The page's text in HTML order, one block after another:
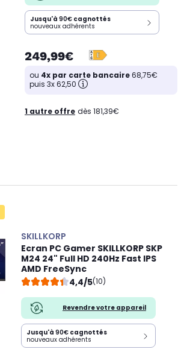
Jusqu'à 90€ cagnottés
nouveaux adhérents
249,99€
ou 4x par carte bancaire68,75€
puis 3x 62,50
1 autre offre dès 181,39€
SKILLKORP
Ecran PC Gamer SKILLKORP SKP
M24 24" Full HD 240Hz Fast IPS
AMD FreeSync
4,4/5(10)
Revendre votre appareil
Jusqu'à 90€ cagnottés
nouveaux adhérents